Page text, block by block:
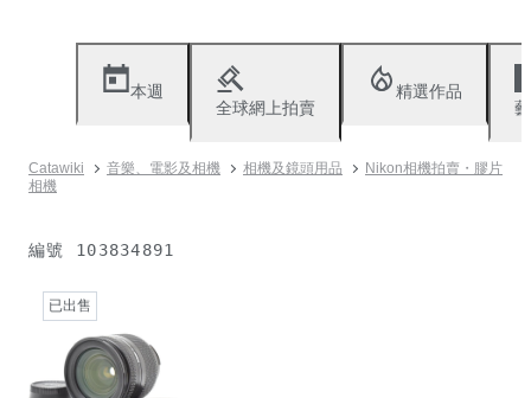
本週
全球網上拍賣
精選作品
Catawiki 音樂、電影及相機 相機及鏡頭用品
Nikon相機拍賣・膠片
相機
編號 103834891
已出售